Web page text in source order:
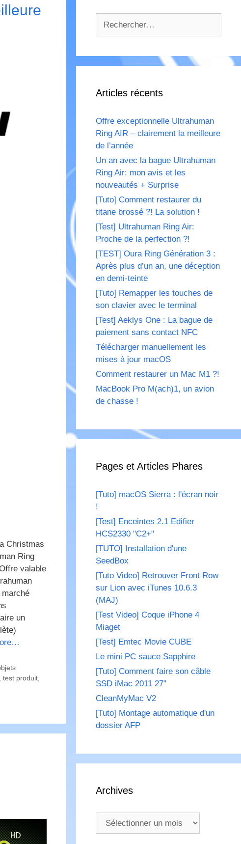
Christmas
Ring
valable
marché
un
, test produit,
Articles récents
Offre exceptionnelle Ultrahuman
Ring AIR – clairement la meilleure
de l’année
Un an avec la bague Ultrahuman
Ring Air: mon avis et les
nouveautés + Surprise
[Tuto] Comment restaurer du
titane brossé ?! La solution !
[Test] Ultrahuman Ring Air:
Proche de la perfection ?!
[TEST] Oura Ring Génération 3 :
Après plus d’un an, une déception
en demi-teinte
[Tuto] Remapper les touches de
son clavier avec le terminal
[Test] Aeklys One : La bague de
paiement sans contact NFC
Télécharger manuellement les
mises à jour macOS
Comment restaurer un Mac M1 ?!
MacBook Pro M(ach)1, un avion
de chasse !
Pages et Articles Phares
[Tuto] macOS Sierra : l'écran noir
!
[Test] Enceintes 2.1 Edifier
HCS2330 "C2+"
[TUTO] Installation d'une
SeedBox
[Tuto Video] Retrouver Front Row
sur Lion avec iTunes 10.6.3
(MAJ)
[Test Video] Coque iPhone 4
Miaget
[Test] Emtec Movie CUBE
Le mini PC sauce Sapphire
[Tuto] Comment faire son câble
SSD iMac 2011 27"
CleanMyMac V2
[Tuto] Montage automatique d'un
dossier AFP
Archives
Archives